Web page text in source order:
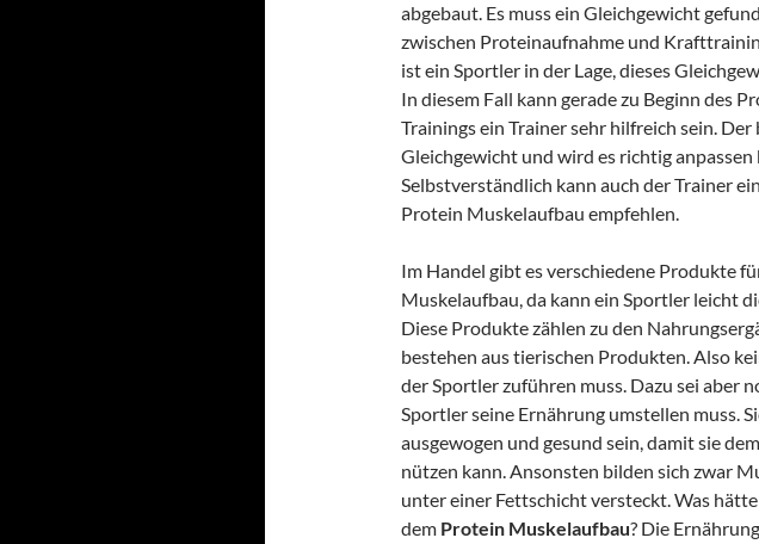
abgebaut. Es muss ein Gleichgewicht
zwischen Proteinaufnahme und
ist ein Sportler in der Lage, dieses
In diesem Fall kann gerade zu Beginn des
Trainings ein Trainer sehr hilfreich sein.
Gleichgewicht und wird es richtig anpassen
Selbstverständlich kann auch der Trainer
Protein Muskelaufbau empfehlen.
Im Handel gibt es verschiedene Produkte
Muskelaufbau, da kann ein Sportler leicht
Diese Produkte zählen zu den
bestehen aus tierischen Produkten. Also
der Sportler zuführen muss. Dazu sei aber
Sportler seine Ernährung umstellen muss.
ausgewogen und gesund sein, damit sie
nützen kann. Ansonsten bilden sich zwar
unter einer Fettschicht versteckt. Was
dem Protein Muskelaufbau? Die